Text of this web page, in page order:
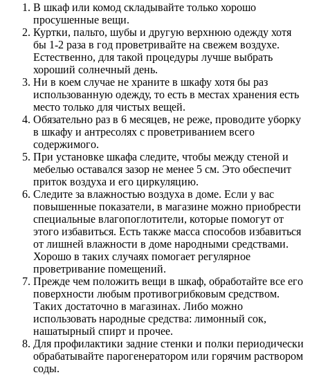
В шкаф или комод складывайте только хорошо
просушенные вещи.
Куртки, пальто, шубы и другую верхнюю одежду хотя
бы 1-2 раза в год проветривайте на свежем воздухе.
Естественно, для такой процедуры лучше выбрать
хороший солнечный день.
Ни в коем случае не храните в шкафу хотя бы раз
использованную одежду, то есть в местах хранения есть
место только для чистых вещей.
Обязательно раз в 6 месяцев, не реже, проводите уборку
в шкафу и антресолях с проветриванием всего
содержимого.
При установке шкафа следите, чтобы между стеной и
мебелью оставался зазор не менее 5 см. Это обеспечит
приток воздуха и его циркуляцию.
Следите за влажностью воздуха в доме. Если у вас
повышенные показатели, в магазине можно приобрести
специальные влагопоглотители, которые помогут от
этого избавиться. Есть также масса способов избавиться
от лишней влажности в доме народными средствами.
Хорошо в таких случаях помогает регулярное
проветривание помещений.
Прежде чем положить вещи в шкаф, обработайте все его
поверхности любым противогрибковым средством.
Таких достаточно в магазинах. Либо можно
использовать народные средства: лимонный сок,
нашатырный спирт и прочее.
Для профилактики задние стенки и полки периодически
обрабатывайте парогенератором или горячим раствором
соды.